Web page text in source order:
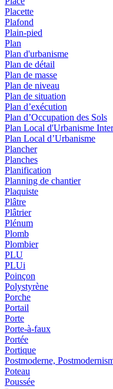
Placette
Plafond
Plain-pied
Plan
Plan d'urbanisme
Plan de détail
Plan de masse
Plan de niveau
Plan de situation
Plan d’exécution
Plan d’Occupation des Sols
Plan Local d'Urbanisme
Plan Local d’Urbanisme
Plancher
Planches
Planification
Planning de chantier
Plaquiste
Plâtre
Plâtrier
Plénum
Plomb
Plombier
PLU
PLUi
Poinçon
Polystyrène
Porche
Portail
Porte
Porte-à-faux
Portée
Portique
Postmoderne,
Poteau
Poussée